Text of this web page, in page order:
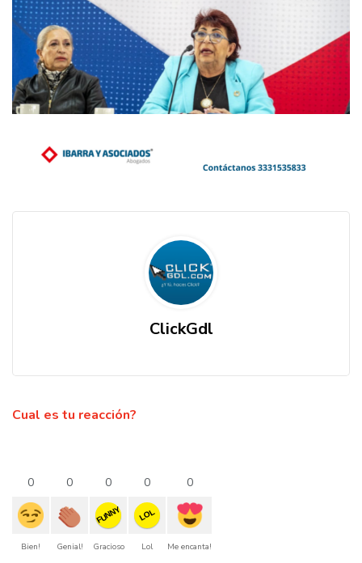
ClickGdl
Cual es tu reacción?
0
Bien!
0
Genial!
0
FUNNY
Gracioso
0
LOL
Lol
0
Me encanta!